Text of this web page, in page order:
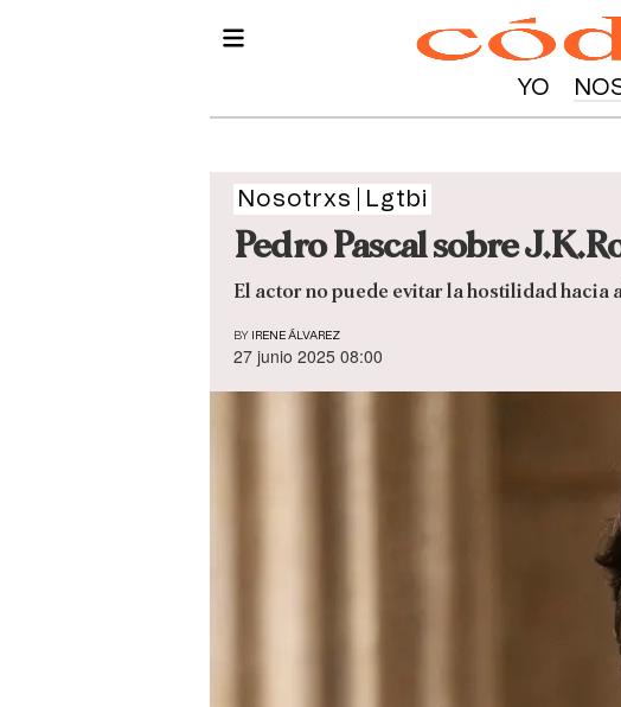
YO
Nosotrxs Lgtbi
Pedro Pascal sobre
El actor no puede evitar la hostilidad hacia
BY IRENE ÁLVAREZ
27 junio 2025 08:00